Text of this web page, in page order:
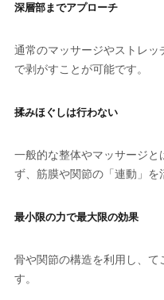
深層部までアプローチ
通常のマッサージやストレッ
で剥がすことが可能です。
揉みほぐしは行わない
一般的な整体やマッサージ
ず、筋膜や関節の「連動」を
最小限の力で最大限の効果
骨や関節の構造を利用し、て
す。